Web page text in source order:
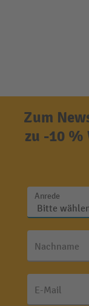
Zum
zu -10 %
Anrede
Nachname
E-Mail